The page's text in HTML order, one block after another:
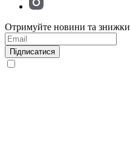
Отримуйте новини та знижки
Підписатися